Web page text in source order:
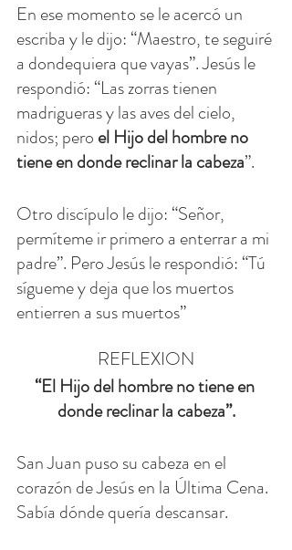
En ese momento se le acercó un
escriba y le dijo: “Maestro, te seguiré
a dondequiera que vayas”. Jesús le
respondió: “Las zorras tienen
madrigueras y las aves del cielo,
nidos; pero el Hijo del hombre no
tiene en donde reclinar la cabeza”.
Otro discípulo le dijo: “Señor,
permíteme ir primero a enterrar a mi
padre”. Pero Jesús le respondió: “Tú
sígueme y deja que los muertos
entierren a sus muertos”
REFLEXION
“El Hijo del hombre no tiene en
donde reclinar la cabeza”.
San Juan puso su cabeza en el
corazón de Jesús en la Última Cena.
Sabía dónde quería descansar.